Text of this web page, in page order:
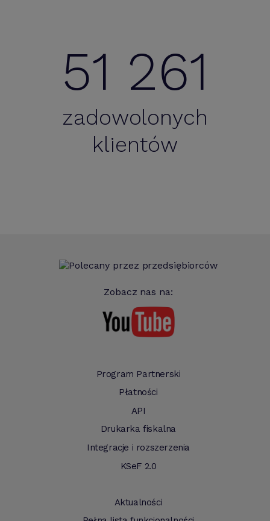
51 261
zadowolonych
klientów
Zobacz nas na:
Program Partnerski
Płatności
API
Drukarka fiskalna
Integracje i rozszerzenia
KSeF 2.0
Aktualności